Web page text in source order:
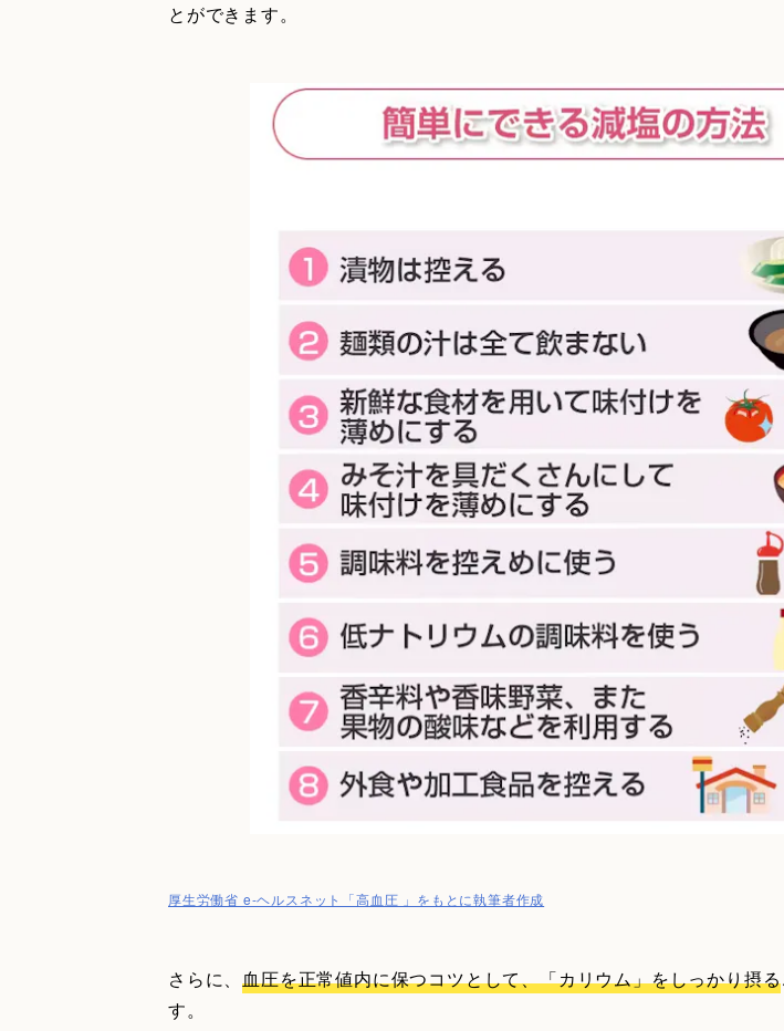
とができます。
厚生労働省 e-ヘルスネット「高血圧 」をもとに執筆者作成
さらに、血圧を正常値内に保つコツとして、「カリウム」をしっかり摂る
す。